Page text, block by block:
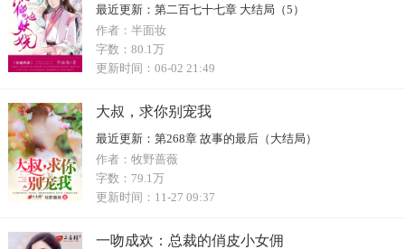
最近更新： 第二百七十七章 大结局（5）
作者： 半面妆
字数： 80.1万
更新时间： 06-02 21:49
大叔，求你别宠我
最近更新： 第268章 故事的最后（大结局）
作者： 牧野蔷薇
字数： 79.1万
更新时间： 11-27 09:37
一吻成欢：总裁的俏皮小女佣